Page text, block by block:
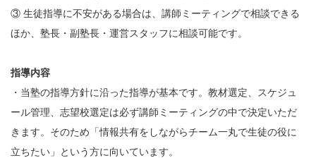
③ 生徒指導に不安がある場合は、講師ミーティングで相談できる
ほか、塾長・副塾長・運営スタッフに相談可能です。
指導内容
・当塾の指導方針に沿った指導が基本です。教材選定、スケジュ
ール管理、志望校選定は必ず講師ミーティングの中で決定いただ
きます。そのため「情報共有をしながらチーム一丸で生徒の役に
立ちたい」という方に向いています。